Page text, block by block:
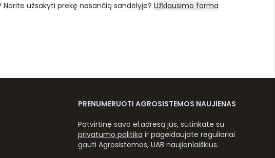
Norite užsakyti prekę nesančią sandėlyje? Užklausimo forma
PRENUMERUOTI AGROSISTEMOS NAUJIENAS
Patvirtinę savo el.adresą jūs, sutinkate su
privatumo politika ir pageidaujate reguliariai
gauti Agrosistemos, UAB naujienlaiškius.